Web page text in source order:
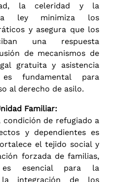
la celeridad y la
la ley minimiza los
y asegura que los
una respuesta
de mecanismos de
gratuita y asistencia
fundamental para
al derecho de asilo.
Familiar:
condición de refugiado a
y dependientes es
el tejido social y
forzada de familias,
esencial para la
la integración de los